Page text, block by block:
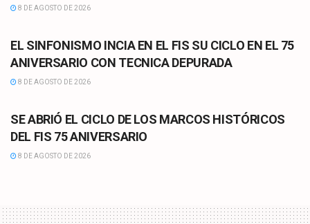
8 DE AGOSTO DE 2026
EL SINFONISMO INCIA EN EL FIS SU CICLO EN EL 75
ANIVERSARIO CON TECNICA DEPURADA
8 DE AGOSTO DE 2026
SE ABRIÓ EL CICLO DE LOS MARCOS HISTÓRICOS
DEL FIS 75 ANIVERSARIO
8 DE AGOSTO DE 2026